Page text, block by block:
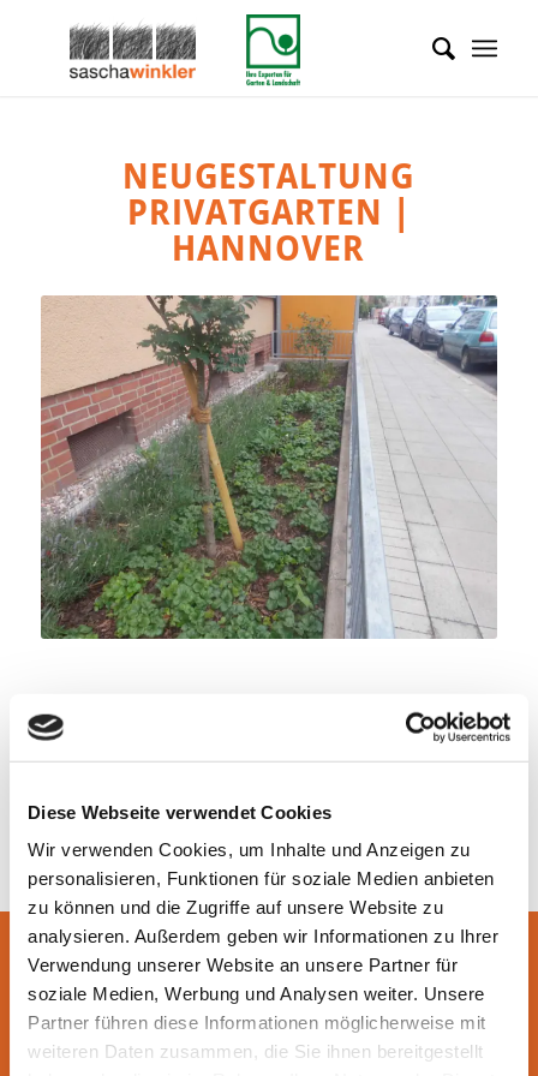
Diese Webseite verwendet Cookies
Wir verwenden Cookies, um Inhalte und Anzeigen zu
personalisieren, Funktionen für soziale Medien anbieten
zu können und die Zugriffe auf unsere Website zu
analysieren. Außerdem geben wir Informationen zu Ihrer
Verwendung unserer Website an unsere Partner für
soziale Medien, Werbung und Analysen weiter. Unsere
Partner führen diese Informationen möglicherweise mit
weiteren Daten zusammen, die Sie ihnen bereitgestellt
NEUGESTALTUNG
PRIVATGARTEN |
HANNOVER
LEISTUNGEN
Neugestaltung des Privat- und Vorgartens